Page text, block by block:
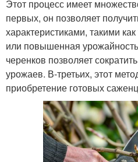
Этот процесс имеет
первых, он позволяет
характеристиками, такими
или повышенная
черенков позволяет
урожаев. В-третьих, этот
приобретение готовых